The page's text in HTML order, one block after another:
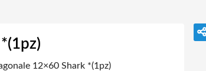
12×60 Shark *(1pz)